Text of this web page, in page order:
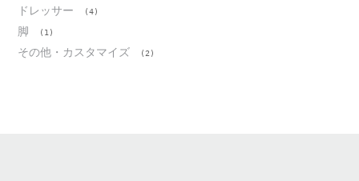
ドレッサー (4)
脚 (1)
その他・カスタマイズ (2)